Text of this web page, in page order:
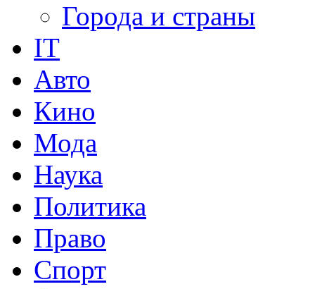
Города и страны
IT
Авто
Кино
Мода
Наука
Политика
Право
Спорт